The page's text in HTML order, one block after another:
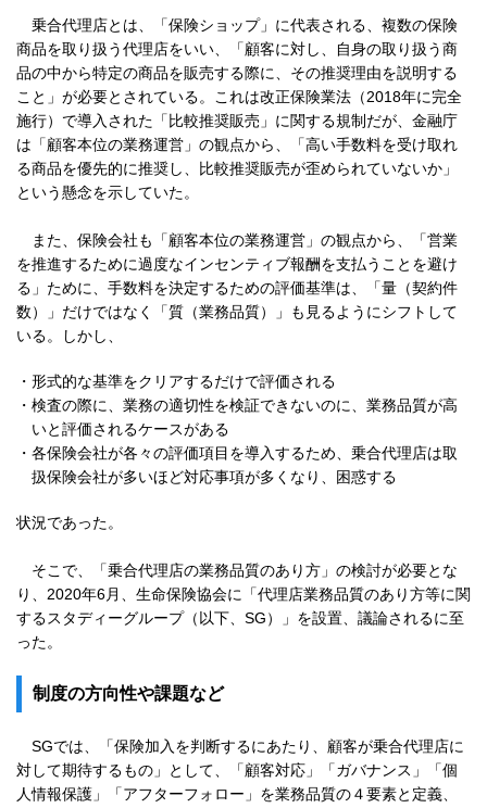
乗合代理店とは、「保険ショップ」に代表される、複数の保険
商品を取り扱う代理店をいい、「顧客に対し、自身の取り扱う商
品の中から特定の商品を販売する際に、その推奨理由を説明する
こと」が必要とされている。これは改正保険業法（2018年に完全
施行）で導入された「比較推奨販売」に関する規制だが、金融庁
は「顧客本位の業務運営」の観点から、「高い手数料を受け取れ
る商品を優先的に推奨し、比較推奨販売が歪められていないか」
という懸念を示していた。
また、保険会社も「顧客本位の業務運営」の観点から、「営業
を推進するために過度なインセンティブ報酬を支払うことを避け
る」ために、手数料を決定するための評価基準は、「量（契約件
数）」だけではなく「質（業務品質）」も見るようにシフトして
いる。しかし、
・ 形式的な基準をクリアするだけで評価される
・ 検査の際に、業務の適切性を検証できないのに、業務品質が高
いと評価されるケースがある
・ 各保険会社が各々の評価項目を導入するため、乗合代理店は取
扱保険会社が多いほど対応事項が多くなり、困惑する
状況であった。
そこで、「乗合代理店の業務品質のあり方」の検討が必要とな
り、2020年6月、生命保険協会に「代理店業務品質のあり方等に関
するスタディーグループ（以下、SG）」を設置、議論されるに至
った。
制度の方向性や課題など
SGでは、「保険加入を判断するにあたり、顧客が乗合代理店に
対して期待するもの」として、「顧客対応」「ガバナンス」「個
人情報保護」「アフターフォロー」を業務品質の４要素と定義、